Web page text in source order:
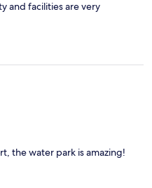
and facilities are very
the water park is amazing!